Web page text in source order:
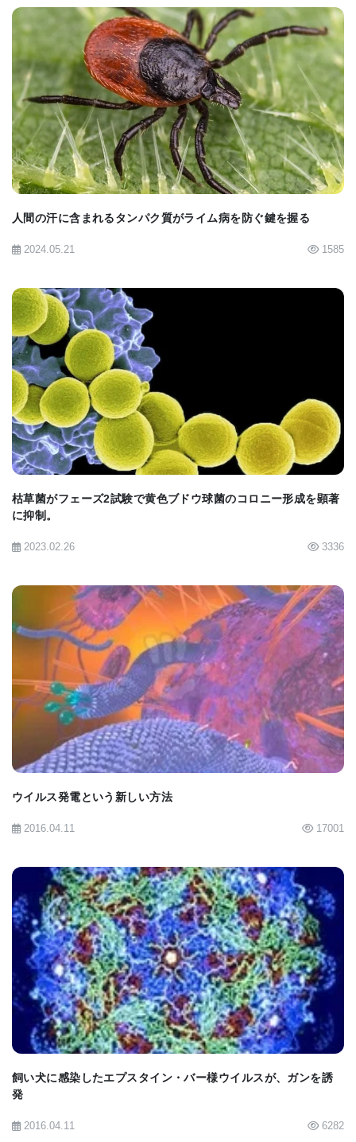
BIOMARKET JP
人間の汗に含まれるタンパク質がライム病を防ぐ鍵を握る
2024.05.21 1585
BIOMARKET JP
枯草菌がフェーズ2試験で黄色ブドウ球菌のコロニー形成を顕著
に抑制。
2023.02.26 3336
BIOMARKET JP
ウイルス発電という新しい方法
2016.04.11 17001
BIOMARKET JP
飼い犬に感染したエプスタイン・バー様ウイルスが、ガンを誘
発
2016.04.11 6282